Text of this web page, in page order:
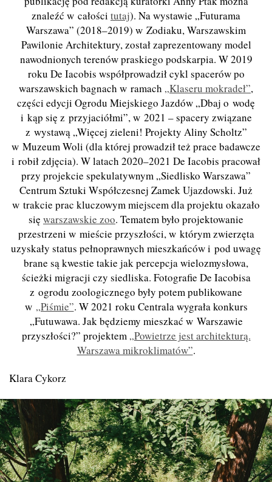
znaleźć w całości tutaj). Na wystawie „Futurama
Warszawa” (2018–2019) w Zodiaku, Warszawskim
Pawilonie Architektury, został zaprezentowany model
nawodnionych terenów praskiego podskarpia. W 2019
roku De Iacobis współprowadził cykl spacerów po
warszawskich bagnach w ramach „Klaseru mokradeł”,
części edycji Ogrodu Miejskiego Jazdów „Dbaj o wodę
i kąp się z przyjaciółmi”, w 2021 – spacery związane
z wystawą „Więcej zieleni! Projekty Aliny Scholtz”
w Muzeum Woli (dla której prowadził też prace badawcze
i robił zdjęcia). W latach 2020–2021 De Iacobis pracował
przy projekcie spekulatywnym „Siedlisko Warszawa”
Centrum Sztuki Współczesnej Zamek Ujazdowski. Już
w trakcie prac kluczowym miejscem dla projektu okazało
się warszawskie zoo. Tematem było projektowanie
przestrzeni w mieście przyszłości, w którym zwierzęta
uzyskały status pełnoprawnych mieszkańców i pod uwagę
brane są kwestie takie jak percepcja wielozmysłowa,
ścieżki migracji czy siedliska. Fotografie De Iacobisa
z ogrodu zoologicznego były potem publikowane
w „Piśmie”. W 2021 roku Centrala wygrała konkurs
„Futuwawa. Jak będziemy mieszkać w Warszawie
przyszłości?” projektem „Powietrze jest architekturą.
Warszawa mikroklimatów”.
Klara Cykorz